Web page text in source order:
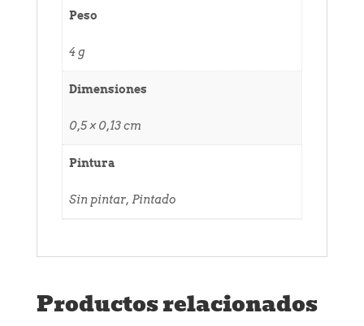
Peso
4 g
Dimensiones
0,5 × 0,13 cm
Pintura
Sin pintar, Pintado
Productos relacionados